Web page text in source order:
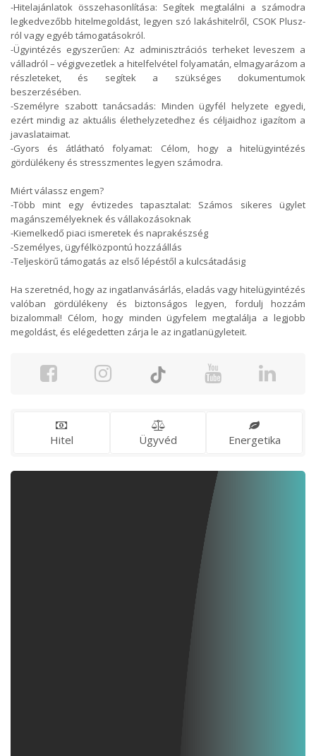
-Hitelajánlatok összehasonlítása: Segítek megtalálni a számodra
legkedvezőbb hitelmegoldást, legyen szó lakáshitelről, CSOK Plusz-
ról vagy egyéb támogatásokról.
-Ügyintézés egyszerűen: Az adminisztrációs terheket leveszem a
válladról – végigvezetlek a hitelfelvétel folyamatán, elmagyarázom a
részleteket, és segítek a szükséges dokumentumok
beszerzésében.
-Személyre szabott tanácsadás: Minden ügyfél helyzete egyedi,
ezért mindig az aktuális élethelyzetedhez és céljaidhoz igazítom a
javaslataimat.
-Gyors és átlátható folyamat: Célom, hogy a hitelügyintézés
gördülékeny és stresszmentes legyen számodra.
Miért válassz engem?
-Több mint egy évtizedes tapasztalat: Számos sikeres ügylet
magánszemélyeknek és vállakozásoknak
-Kiemelkedő piaci ismeretek és naprakészség
-Személyes, ügyfélközpontú hozzáállás
-Teljeskörű támogatás az első lépéstől a kulcsátadásig
Ha szeretnéd, hogy az ingatlanvásárlás, eladás vagy hitelügyintézés
valóban gördülékeny és biztonságos legyen, fordulj hozzám
bizalommal! Célom, hogy minden ügyfelem megtalálja a legjobb
megoldást, és elégedetten zárja le az ingatlanügyleteit.
Hitel Ügyvéd Energetika